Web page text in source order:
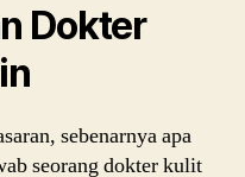
Dokter
sebenarnya apa
seorang dokter kulit